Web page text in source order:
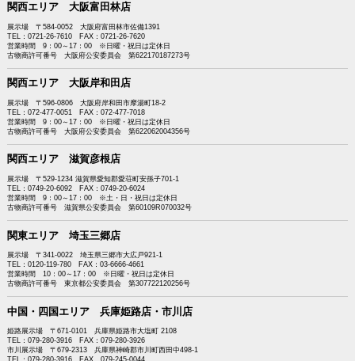
関西エリア 大阪富田林店
展示場 〒584-0052 大阪府富田林市佐備1391
TEL：0721-26-7610 FAX：0721-26-7620
営業時間 9：00～17：00 ※日曜・祝日は定休日
古物商許可番号 大阪府公安委員会 第622170187273号
関西エリア 大阪岸和田店
展示場 〒596-0806 大阪府岸和田市摩湯町18-2
TEL：072-477-0051 FAX：072-477-7018
営業時間 9：00～17：00 ※日曜・祝日は定休日
古物商許可番号 大阪府公安委員会 第622062004356号
関西エリア 滋賀彦根店
展示場 〒529-1234 滋賀県愛知郡愛荘町安孫子701-1
TEL：0749-20-6092 FAX：0749-20-6024
営業時間 9：00～17：00 ※土・日・祝日は定休日
古物商許可番号 滋賀県公安委員会 第60109R070032号
関東エリア 埼玉三郷店
展示場 〒341-0022 埼玉県三郷市大広戸921-1
TEL：0120-119-780 FAX：03-6666-4661
営業時間 10：00～17：00 ※日曜・祝日は定休日
古物商許可番号 東京都公安委員会 第307722120256号
中国・四国エリア 兵庫姫路店・市川店
姫路展示場 〒671-0101 兵庫県姫路市大塩町 2108
TEL：079-280-3916 FAX：079-280-3926
市川展示場 〒679-2313 兵庫県神崎郡市川町西田中498-1